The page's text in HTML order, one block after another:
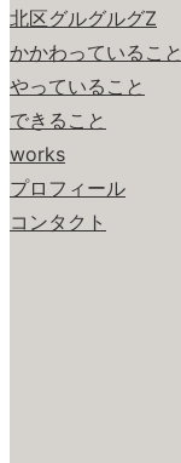
北区グルグルグZ
かかわっていること
やっていること
できること
works
プロフィール
コンタクト